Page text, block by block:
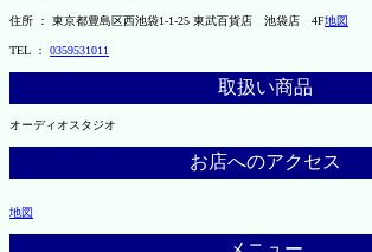
住所 ： 東京都豊島区西池袋1-1-25 東武百貨店 池袋店 4F地図
TEL ： 0359531011
取扱い商品
オーディオスタジオ
お店へのアクセス
地図